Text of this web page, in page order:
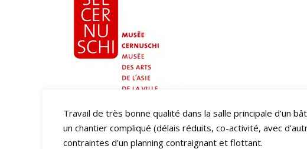
Travail de très bonne qualité dans la salle principale d’un
un chantier compliqué (délais réduits, co-activité, avec
contraintes d’un planning contraignant et flottant.